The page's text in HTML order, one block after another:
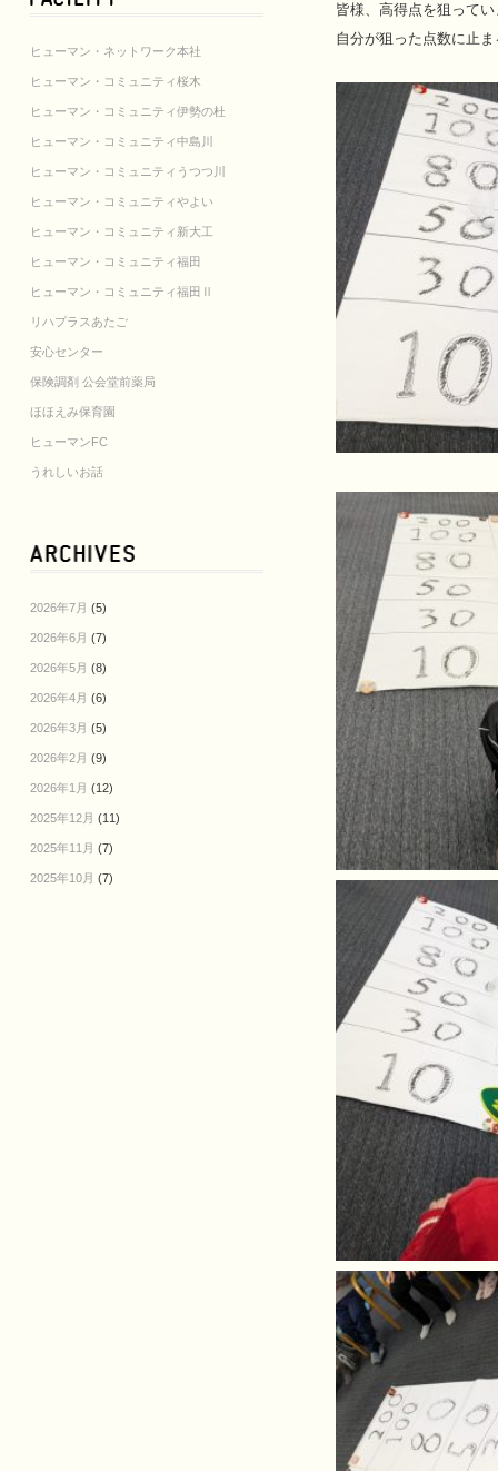
ヒューマン・ネットワーク本社
ヒューマン・コミュニティ桜木
ヒューマン・コミュニティ伊勢の杜
ヒューマン・コミュニティ中島川
ヒューマン・コミュニティうつつ川
ヒューマン・コミュニティやよい
ヒューマン・コミュニティ新大工
ヒューマン・コミュニティ福田
ヒューマン・コミュニティ福田Ⅱ
リハプラスあたご
安心センター
保険調剤 公会堂前薬局
ほほえみ保育園
ヒューマンFC
うれしいお話
2026年7月 (5)
2026年6月 (7)
2026年5月 (8)
2026年4月 (6)
2026年3月 (5)
2026年2月 (9)
2026年1月 (12)
2025年12月 (11)
2025年11月 (7)
2025年10月 (7)
皆様、高得点を狙って
自分が狙った点数に止